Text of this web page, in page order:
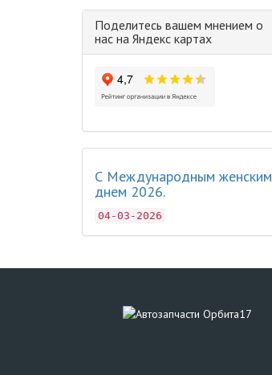
Поделитесь вашем мнением о
нас на Яндекс картах
С Международным женским
днем 2026.
04-03-2026